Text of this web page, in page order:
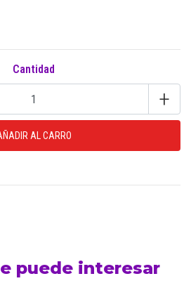
Cantidad
+
puede interesar